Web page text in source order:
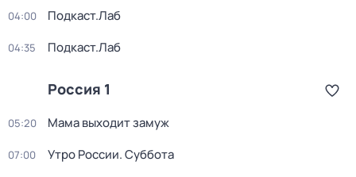
04:00 Подкаст.Лаб
04:35 Подкаст.Лаб
Россия 1
05:20 Мама выходит замуж
07:00 Утро России. Суббота